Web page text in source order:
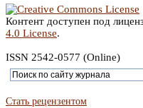
Контент доступен под
4.0 License.
ISSN 2542-0577 (Online)
Стать рецензентом